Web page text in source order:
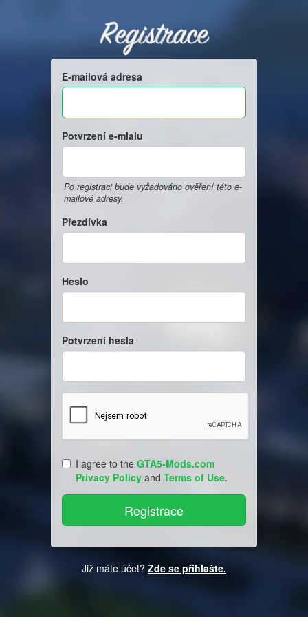
Registrace
E-mailová adresa
Potvrzení e-mialu
Po registraci bude vyžadováno ověření této e-
mailové adresy.
Přezdívka
Heslo
Potvrzení hesla
I agree to the GTA5-Mods.com
Privacy Policy and Terms of Use.
Již máte účet? Zde se přihlašte.